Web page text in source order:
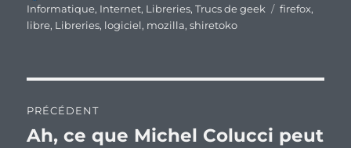
le
Informatique, Internet, Libreries,Trucs de geek Étiquettes
firefox,
libre, Libreries, logiciel, mozilla,shiretoko
de
PRÉCÉDENT
Publication
Ah, ce que Michel Colucci peut